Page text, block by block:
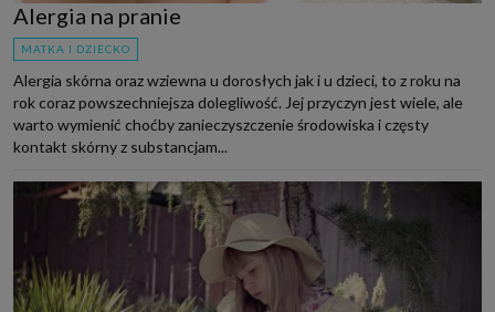
Alergia na pranie
MATKA I DZIECKO
Alergia skórna oraz wziewna u dorosłych jak i u dzieci, to z roku na
rok coraz powszechniejsza dolegliwość. Jej przyczyn jest wiele, ale
warto wymienić choćby zanieczyszczenie środowiska i częsty
kontakt skórny z substancjam...